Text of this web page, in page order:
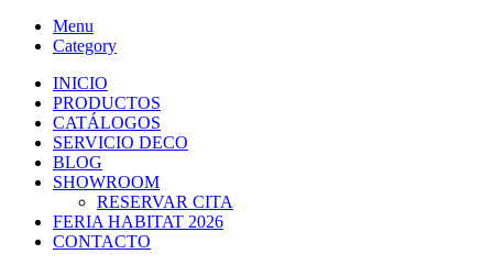
Menu
Category
INICIO
PRODUCTOS
CATÁLOGOS
SERVICIO DECO
BLOG
SHOWROOM
RESERVAR CITA
FERIA HABITAT 2026
CONTACTO